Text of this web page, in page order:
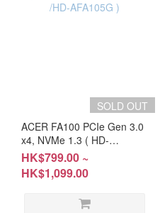
SOLD OUT
ACER FA100 PCIe Gen 3.0
x4, NVMe 1.3 ( HD-
AFA101T /HD-AFA105G )
HK$799.00 ~
HK$1,099.00